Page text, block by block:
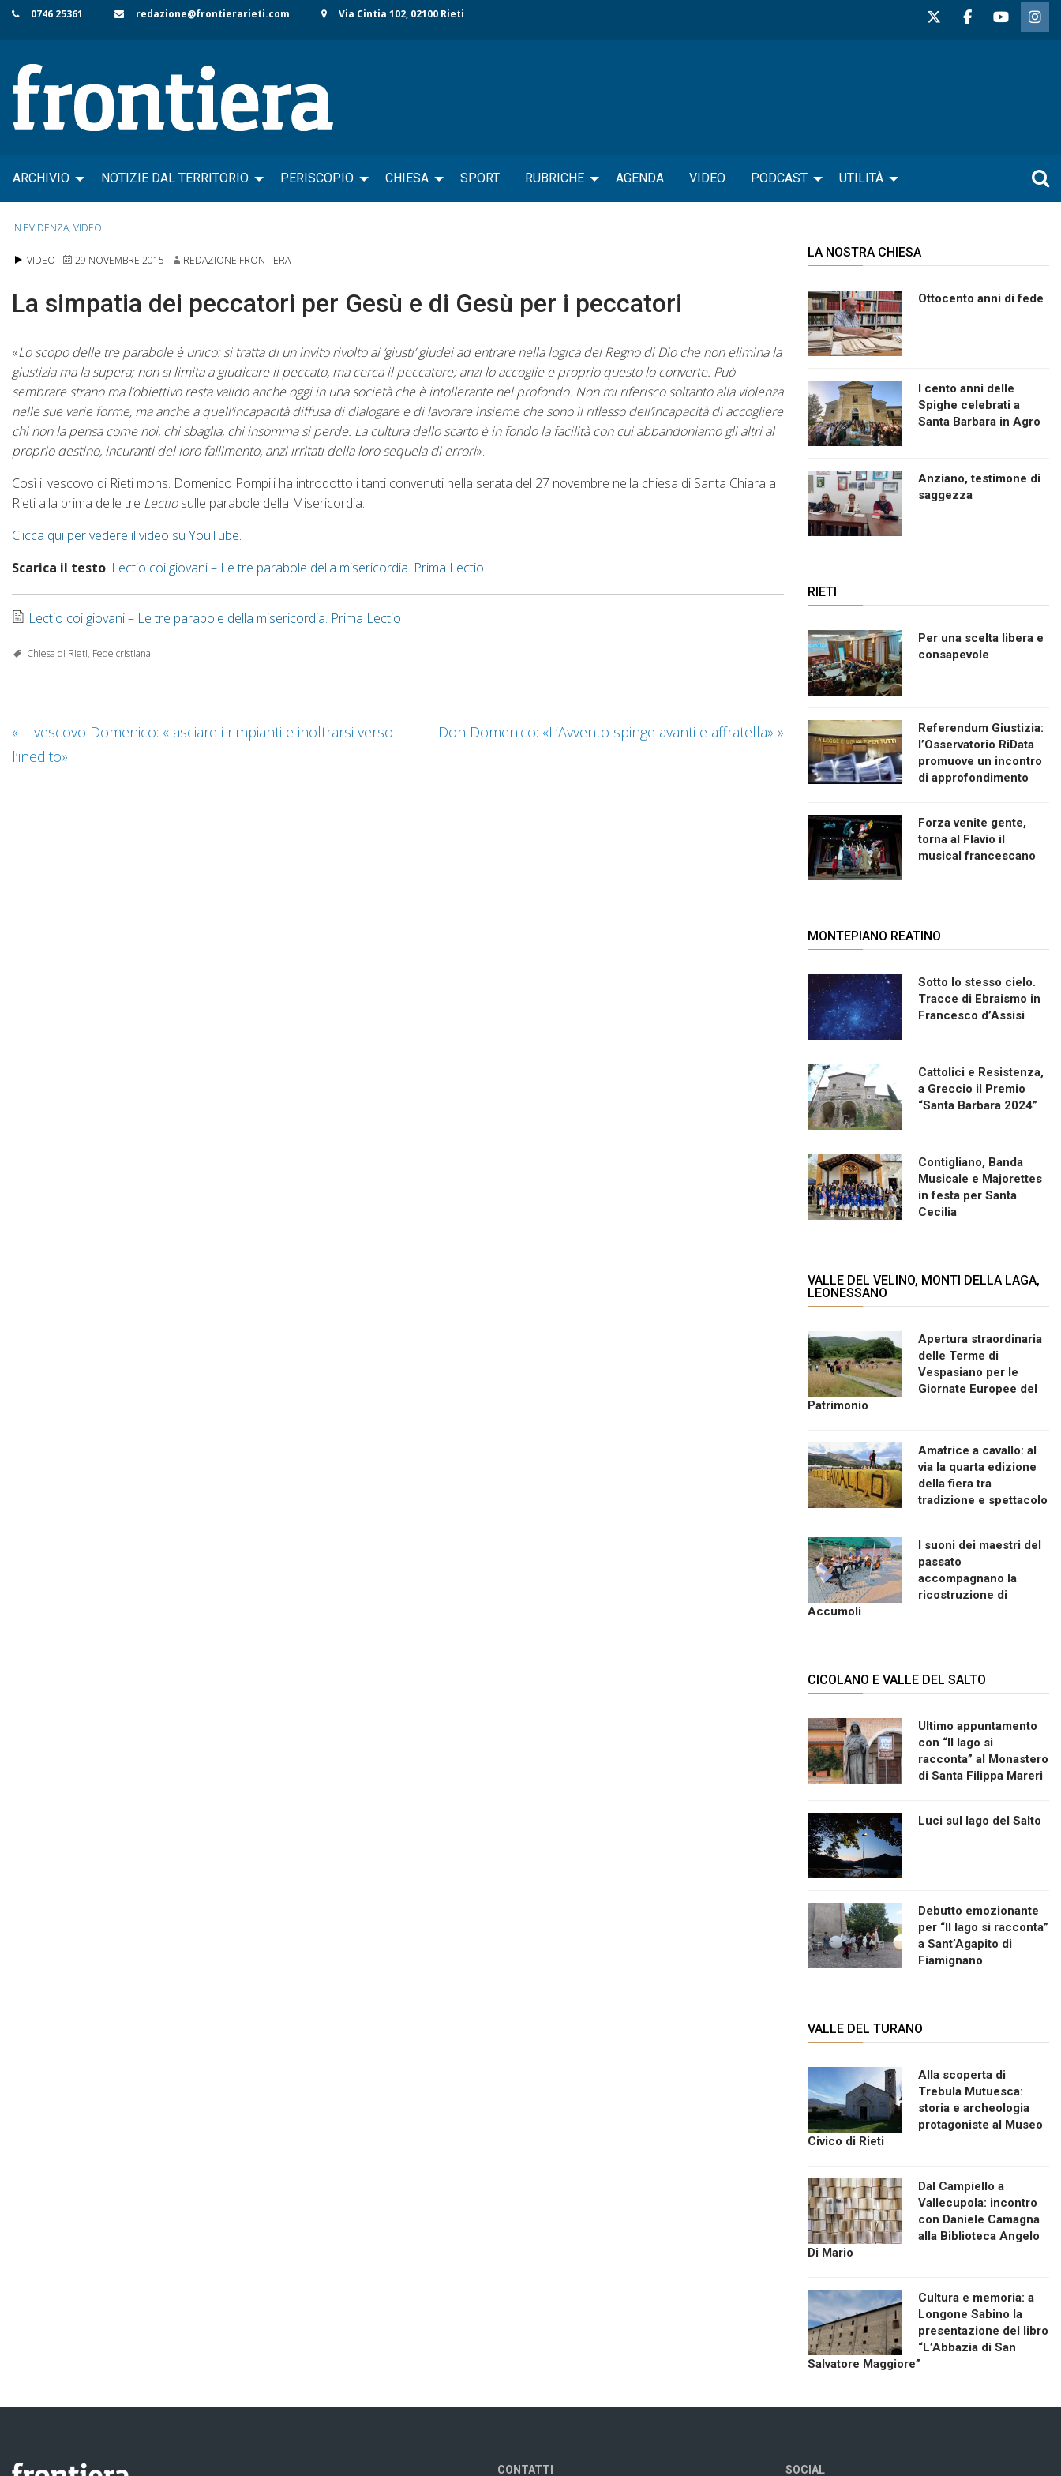
Skip
content
0746 25361 redazione@frontierarieti.com Via Cintia 102, 02100 Rieti
ARCHIVIO NOTIZIE DAL TERRITORIO PERISCOPIO CHIESA SPORT RUBRICHE AGENDA VIDEO PODCAST UTILITÀ
IN EVIDENZA, VIDEO
VIDEO 29 NOVEMBRE 2015 REDAZIONE FRONTIERA
La simpatia dei peccatori per Gesù e di Gesù per i peccatori
«Lo scopo delle tre parabole è unico: si tratta di un invito rivolto ai ‘giusti’ giudei ad entrare nella logica del Regno di Dio che non elimina la
giustizia ma la supera; non si limita a giudicare il peccato, ma cerca il peccatore; anzi lo accoglie e proprio questo lo converte. Può
sembrare strano ma l’obiettivo resta valido anche oggi in una società che è intollerante nel profondo. Non mi riferisco soltanto alla violenza
nelle sue varie forme, ma anche a quell’incapacità diffusa di dialogare e di lavorare insieme che sono il riflesso dell’incapacità di accogliere
chi non la pensa come noi, chi sbaglia, chi insomma si perde. La cultura dello scarto è in fondo la facilità con cui abbandoniamo gli altri al
proprio destino, incuranti del loro fallimento, anzi irritati della loro sequela di errori».
Così il vescovo di Rieti mons. Domenico Pompili ha introdotto i tanti convenuti nella serata del 27 novembre nella chiesa di Santa Chiara a
Rieti alla prima delle tre Lectiosulle parabole della Misericordia.
Clicca qui per vedere il video su YouTube.
Scarica il testo: Lectio coi giovani – Le tre parabole della misericordia. Prima Lectio
Lectio coi giovani – Le tre parabole della misericordia. Prima Lectio
Chiesa di Rieti, Fede cristiana
« Il vescovo Domenico: «lasciare i rimpianti e inoltrarsi verso
l’inedito»
Don Domenico: «L’Avvento spinge avanti e affratella» »
LA NOSTRA CHIESA
Ottocento anni di fede
I cento anni delle
Spighe celebrati a
Santa Barbara in Agro
Anziano, testimone di
saggezza
RIETI
Per una scelta libera e
consapevole
Referendum Giustizia:
l’Osservatorio RiData
promuove un incontro
di approfondimento
Forza venite gente,
torna al Flavio il
musical francescano
MONTEPIANO REATINO
Sotto lo stesso cielo.
Tracce di Ebraismo in
Francesco d’Assisi
Cattolici e Resistenza,
a Greccio il Premio
“Santa Barbara 2024”
Contigliano, Banda
Musicale e Majorettes
in festa per Santa
Cecilia
VALLE DEL VELINO, MONTI DELLA LAGA,
LEONESSANO
Apertura straordinaria
delle Terme di
Vespasiano per le
Giornate Europee del
Patrimonio
Amatrice a cavallo: al
via la quarta edizione
della fiera tra
tradizione e spettacolo
I suoni dei maestri del
passato
accompagnano la
ricostruzione di
Accumoli
CICOLANO E VALLE DEL SALTO
Ultimo appuntamento
con “Il lago si
racconta” al Monastero
di Santa Filippa Mareri
Luci sul lago del Salto
Debutto emozionante
per “Il lago si racconta”
a Sant’Agapito di
Fiamignano
VALLE DEL TURANO
Alla scoperta di
Trebula Mutuesca:
storia e archeologia
protagoniste al Museo
Civico di Rieti
Dal Campiello a
Vallecupola: incontro
con Daniele Camagna
alla Biblioteca Angelo
Di Mario
Cultura e memoria: a
Longone Sabino la
presentazione del libro
“L’Abbazia di San
Salvatore Maggiore”
CONTATTI SOCIAL